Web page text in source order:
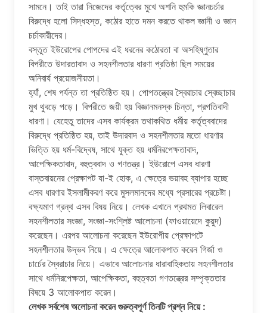
সামনে। তাই তারা নিজেদের কর্তৃত্বের মুখে অশনি হুমকি জ্ঞানচর্চার
বিরুদ্ধে হলো সিদ্ধহস্ত, কঠোর হাতে দমন করতে থাকল জ্ঞানী ও জ্ঞান
চর্চাকারীদের।
বস্তুত ইউরোপের পোপদের এই ধরনের কঠোরতা বা অসহিষ্ণুতার
বিপরীতে উদারতাবাদ ও সহনশীলতার ধারণা প্রতিষ্ঠা ছিল সময়ের
অনিবার্য প্রয়োজনীয়তা।
হ্যাঁ, শেষ পর্যন্ত তা প্রতিষ্ঠিত হয়। পোপতন্ত্রের স্বৈরাচার স্বেচ্ছাচার
মুখ থুবড়ে পড়ে। বিপরীতে জয়ী হয় বিজ্ঞানমনস্ক চিন্তা, প্রগতিবাদী
ধারণা। যেহেতু তাদের এসব কার্যক্রম তথাকথিত ধর্মীয় কর্তৃত্ববাদের
বিরুদ্ধে প্রতিষ্ঠিত হয়, তাই উদারবাদ ও সহনশীলতার মতো ধারণার
ভিত্তি হয় ধর্ম-বিদ্বেষ, সাথে যুক্ত হয় ধর্মনিরপেক্ষতাবাদ,
আপেক্ষিকতাবাদ, বহুত্ববাদ ও গণতন্ত্র। ইউরোপে এসব ধারণা
বাস্তবায়নের প্রেক্ষাপট যা-ই হোক, এ ক্ষেত্রে ভয়াবহ ব্যাপার হচ্ছে
এসব ধারণার ইসলামীকরণ করে মুসলমানদের মধ্যে প্রসারের প্রচেষ্টা।
বক্ষ্যমাণ গ্রন্থ এসব বিষয় নিয়ে। লেখক এখানে প্রথমত লিবারেল
সহনশীলতার সংজ্ঞা, সংজ্ঞা-সংশ্লিষ্ট আলোচনা (ফাওয়ায়েদে কুয়ুদ)
করেছেন। এরপর আলোচনা করেছেন ইউরোপীয় প্রেক্ষাপটে
সহনশীলতার উদ্ভব নিয়ে। এ ক্ষেত্রে আলোকপাত করেন গির্জা ও
চার্চের স্বৈরাচার নিয়ে। এভাবে আলোচনার ধারাবাহিকতায় সহনশীলতার
সাথে ধর্মনিরপেক্ষতা, আপেক্ষিকতা, বহুত্বতা গণতন্ত্রের সম্পৃক্ততার
বিষয়ে 3 আলোকপাত করেন।
লেখক সর্বশেষ অলোচনা করেন গুরুত্বপূর্ণ তিনটি প্রশ্ন নিয়ে :